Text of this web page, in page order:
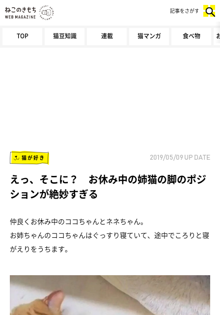
TOP 猫豆知識 連載 猫マンガ 食べ物
記事をさがす
猫が好き 2019/05/09 UP DATE
えっ、そこに？ お休み中の姉猫の脚のポジ
ションが絶妙すぎる
仲良くお休み中のココちゃんとネネちゃん。
お姉ちゃんのココちゃんはぐっすり寝ていて、途中でころりと寝
がえりをうちます。